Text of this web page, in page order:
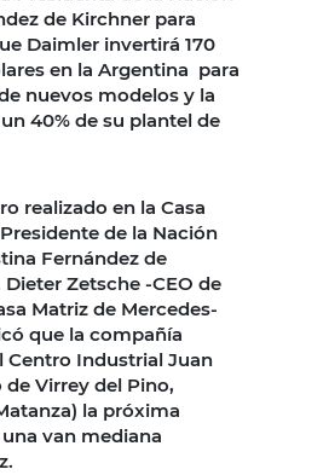
de Kirchner para
Daimler invertirá 170
en la Argentina para
nuevos modelos y la
40% de su plantel de
realizado en la Casa
de la Nación
Fernández de
Zetsche -CEO de
Matriz de Mercedes-
que la compañía
Centro Industrial Juan
de Virrey del Pino,
la próxima
van mediana